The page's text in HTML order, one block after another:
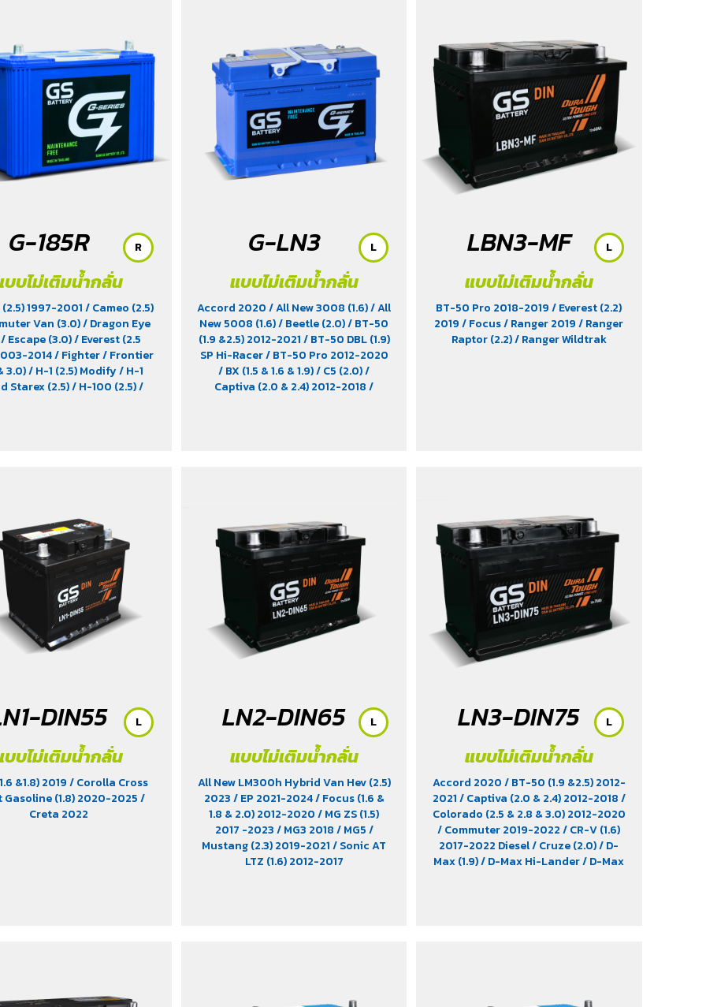
G-185R
บไม่เติมน้ำกลั่น
1997-2001/ Cameo (2.5)
Van (3.0)/ Dragon Eye
/ Escape (3.0)/ Everest (2.5
2014/ Fighter/ Frontier
3.0)/ H-1 (2.5) Modify/ H-1
Starex (2.5)/ H-100 (2.5)/
R G-LN3
แบบไม่เติมน้ำกลั่น
Accord 2020/ All New 3008 (1.6)/ All
New 5008 (1.6)/ Beetle (2.0)/ BT-50
(1.9 &2.5) 2012-2021/ BT-50 DBL (1.9)
SP Hi-Racer/ BT-50 Pro 2012-2020
/ BX (1.5 & 1.6 & 1.9)/ C5 (2.0)/
Captiva (2.0 & 2.4) 2012-2018/
(2.5)/ Golf (1.8 & 2.0)/ Hiace
Innova Crystra 2016-2022/ Majesty
2019-2022/ MG GS/ MG V80 / MG6
Navara Pro -4X 2022/ Navara Pro-
2X 2022
/ Passat (1.8 & 2.0)
Peugeot 207/ Peugeot 307/
Peugeot 360
/ Peugeot 406/
Peugeot 407/ Peugeot 607
(2.2 & 2.5)/ Revo (2.4)
Territory (2.7)/ Trailblazer Phoenix
/ X-Trail Hybrid
(2.0)
L LBN3-MF
แบบไม่เติมน้ำกลั่น
BT-50 Pro 2018-2019/ Everest (2.2)
2019/ Focus/ Ranger 2019/ Ranger
Raptor (2.2)/ Ranger Wildtrak
L
DIN55
บไม่เติมน้ำกลั่น
&1.8) 2019/ Corolla Cross
Gasoline (1.8) 2020-2025/
Creta 2022
L LN2-DIN65
แบบไม่เติมน้ำกลั่น
All New LM300h Hybrid Van Hev (2.5)
2023/ EP 2021-2024/ Focus (1.6 &
1.8 & 2.0) 2012-2020/ MG ZS (1.5)
2017 -2023/ MG3 2018/ MG5/
Mustang (2.3) 2019-2021/ Sonic AT
LTZ (1.6) 2012-2017
L LN3-DIN75
แบบไม่เติมน้ำกลั่น
Accord 2020/ BT-50 (1.9 &2.5) 2012-
2021/ Captiva (2.0 & 2.4) 2012-2018/
Colorado (2.5 & 2.8 & 3.0) 2012-2020
/ Commuter 2019-2022/ CR-V (1.6)
2017-2022 Diesel/ Cruze (2.0)/ D-
Max (1.9)/ D-Max Hi-Lander/ D-Max
/ Navara Pro-2X 2021/ Navara
L